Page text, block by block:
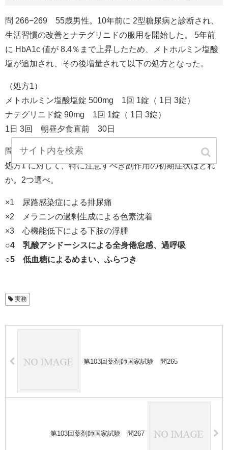
問 266−269 55歳男性。10年前に 2型糖尿病と診断され、
生活習慣の改善とナテグリニドの服用を開始した。 5年前
に HbA1c 値が 8.4％まで上昇したため、メトホルミン塩酸
塩が追加され、その後増量されて以下の処方となった。
（処方1）
メトホルミン塩酸塩錠 500mg 1回 1錠（ 1日 3錠）
ナテグリニド錠 90mg 1回 1錠（ 1日 3錠）
1日 3回 朝昼夕食直前 30日
問 266（実務）
処方1 に対して、特に注意すべき副作用の初期症状はどれ
か。2つ選べ。
×1 尿路感染症による排尿痛
×2 メラニンの過剰生成による色素沈着
×3 心機能低下による下肢の浮腫
○4 乳酸アシドーシスによる全身倦怠感、過呼吸
○5 低血糖によるめまい、ふらつき
実務
第103回薬剤師国家試験 問265
第103回薬剤師国家試験 問267